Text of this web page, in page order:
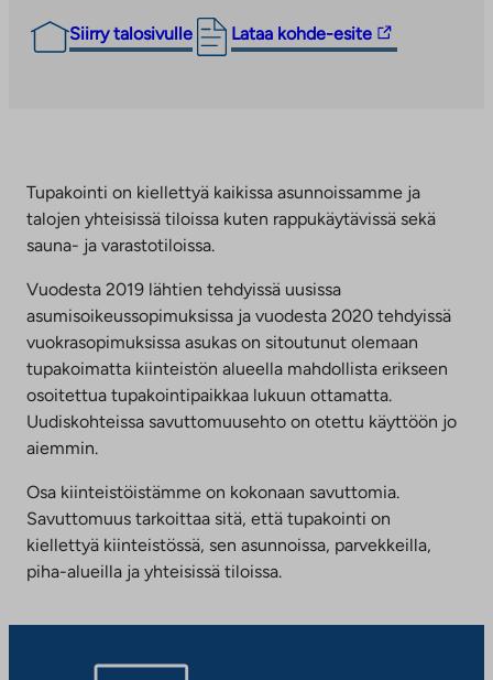
Siirry talosivulle Lataa kohde-esite
Linkki
vie
uuteen
välilehteen
Tupakointi on kiellettyä kaikissa asunnoissamme ja
talojen yhteisissä tiloissa kuten rappukäytävissä sekä
sauna- ja varastotiloissa.
Vuodesta 2019 lähtien tehdyissä uusissa
asumisoikeussopimuksissa ja vuodesta 2020 tehdyissä
vuokrasopimuksissa asukas on sitoutunut olemaan
tupakoimatta kiinteistön alueella mahdollista erikseen
osoitettua tupakointipaikkaa lukuun ottamatta.
Uudiskohteissa savuttomuusehto on otettu käyttöön jo
aiemmin.
Osa kiinteistöistämme on kokonaan savuttomia.
Savuttomuus tarkoittaa sitä, että tupakointi on
kiellettyä kiinteistössä, sen asunnoissa, parvekkeilla,
piha-alueilla ja yhteisissä tiloissa.